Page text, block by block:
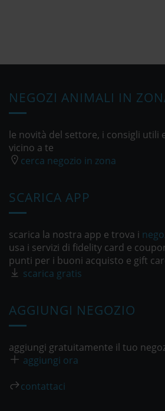
NEGOZI ANIMALI IN
le novità del settore, i consigli utili
vicino a te
cerca negozio in zona
SCARICA APP
scarica la nostra app e trova i
usa i servizi di fidelity card e
punti per i buoni acquisto e gift
scarica gratis
AGGIUNGI NEGOZIO
aggiungi gratuitamente il tuo
aggiungi ora
contattaci